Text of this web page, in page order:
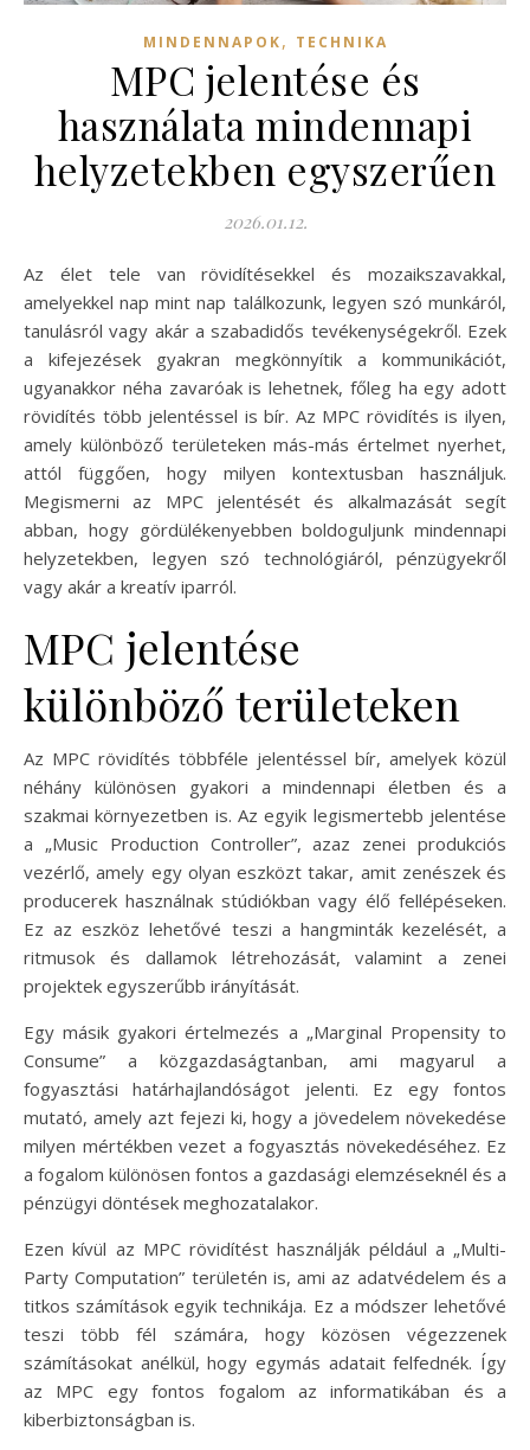
MINDENNAPOK, TECHNIKA
MPC jelentése és
használata mindennapi
helyzetekben egyszerűen
2026.01.12.
Az élet tele van rövidítésekkel és mozaikszavakkal,
amelyekkel nap mint nap találkozunk, legyen szó munkáról,
tanulásról vagy akár a szabadidős tevékenységekről. Ezek
a kifejezések gyakran megkönnyítik a kommunikációt,
ugyanakkor néha zavaróak is lehetnek, főleg ha egy adott
rövidítés több jelentéssel is bír. Az MPC rövidítés is ilyen,
amely különböző területeken más-más értelmet nyerhet,
attól függően, hogy milyen kontextusban használjuk.
Megismerni az MPC jelentését és alkalmazását segít
abban, hogy gördülékenyebben boldoguljunk mindennapi
helyzetekben, legyen szó technológiáról, pénzügyekről
vagy akár a kreatív iparról.
MPC jelentése
különböző területeken
Az MPC rövidítés többféle jelentéssel bír, amelyek közül
néhány különösen gyakori a mindennapi életben és a
szakmai környezetben is. Az egyik legismertebb jelentése
a „Music Production Controller”, azaz zenei produkciós
vezérlő, amely egy olyan eszközt takar, amit zenészek és
producerek használnak stúdiókban vagy élő fellépéseken.
Ez az eszköz lehetővé teszi a hangminták kezelését, a
ritmusok és dallamok létrehozását, valamint a zenei
projektek egyszerűbb irányítását.
Egy másik gyakori értelmezés a „Marginal Propensity to
Consume” a közgazdaságtanban, ami magyarul a
fogyasztási határhajlandóságot jelenti. Ez egy fontos
mutató, amely azt fejezi ki, hogy a jövedelem növekedése
milyen mértékben vezet a fogyasztás növekedéséhez. Ez
a fogalom különösen fontos a gazdasági elemzéseknél és a
pénzügyi döntések meghozatalakor.
Ezen kívül az MPC rövidítést használják például a „Multi-
Party Computation” területén is, ami az adatvédelem és a
titkos számítások egyik technikája. Ez a módszer lehetővé
teszi több fél számára, hogy közösen végezzenek
számításokat anélkül, hogy egymás adatait felfednék. Így
az MPC egy fontos fogalom az informatikában és a
kiberbiztonságban is.